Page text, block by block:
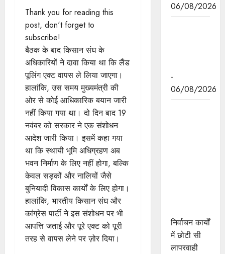
Thank you for reading this
post, don't forget to
subscribe!
बैठक के बाद किसान संघ के
अधिकारियों ने दावा किया था कि लैंड
पूलिंग एक्ट वापस ले लिया जाएगा।
हालांकि, उस समय मुख्यमंत्री की
ओर से कोई आधिकारिक बयान जारी
नहीं किया गया था। दो दिन बाद 19
नवंबर को सरकार ने एक संशोधन
आदेश जारी किया। इसमें कहा गया
था कि स्थायी भूमि अधिग्रहण अब
भवन निर्माण के लिए नहीं होगा, बल्कि
केवल सड़कों और नालियों जैसे
बुनियादी विकास कार्यों के लिए होगा।
हालांकि, भारतीय किसान संघ और
कांग्रेस पार्टी ने इस संशोधन पर भी
आपत्ति जताई और पूरे एक्ट को पूरी
तरह से वापस लेने पर ज़ोर दिया।
06/08/2026
-
06/08/2026
निर्वाचन कार्यों
में छोटी सी
लापरवाही